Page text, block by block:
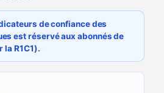
de confiance des
est réservé aux abonnés de
la R1C1).